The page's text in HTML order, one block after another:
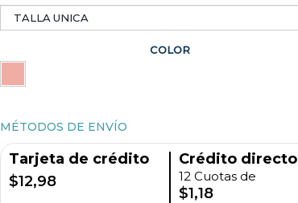
COLOR
MÉTODOS DE ENVÍO
Tarjeta de crédito
$12,98
Crédito directo
12 Cuotas de
$1,18